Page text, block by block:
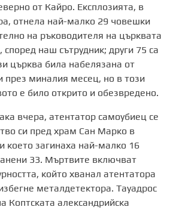
от Кайро. Експлозията, в
отнела най-малко 29 човешки
на ръководителя на църквата
наш сътрудник; други 75 са
църква била набелязана от
през миналия месец, но в този
е било открито и обезвредено.
вчера, атентатор самоубиец се
си пред храм Сан Марко в
което загинаха най-малко 16
33. Мъртвите включват
който хванал атентатора
металдетектора. Тауадрос
Коптската александрийска